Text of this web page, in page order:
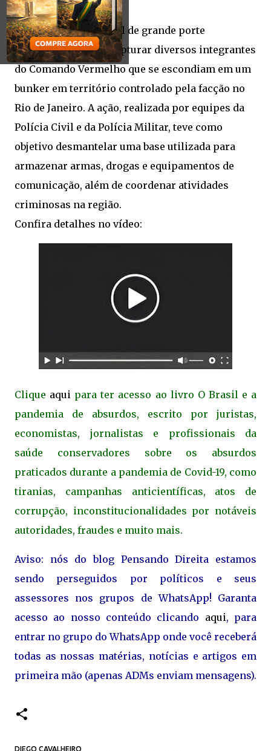
Uma operação policial de grande porte
conseguiu cercar e capturar diversos integrantes
do Comando Vermelho que se escondiam em um
bunker em território controlado pela facção no
Rio de Janeiro. A ação, realizada por equipes da
Polícia Civil e da Polícia Militar, teve como
objetivo desmantelar uma base utilizada para
armazenar armas, drogas e equipamentos de
comunicação, além de coordenar atividades
criminosas na região.
Confira detalhes no vídeo:
Clique aqui para ter acesso ao livro O Brasil e a
pandemia de absurdos, escrito por juristas,
economistas, jornalistas e profissionais da
saúde conservadores sobre os absurdos
praticados durante a pandemia de Covid-19, como
tiranias, campanhas anticientíficas, atos de
corrupção, inconstitucionalidades por notáveis
autoridades, fraudes e muito mais.
Aviso: nós do blog Pensando Direita estamos
sendo perseguidos por políticos e seus
assessores nos grupos de WhatsApp! Garanta
acesso ao nosso conteúdo clicando aqui, para
entrar no grupo do WhatsApp onde você receberá
todas as nossas matérias, notícias e artigos em
primeira mão (apenas ADMs enviam mensagens).
DIEGO CAVALHEIRO